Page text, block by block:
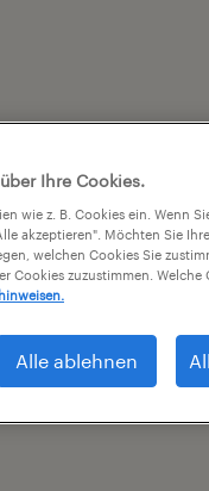
Ihre Cookies.
wie z. B. Cookies ein. Wenn
akzeptieren". Möchten Sie
welchen Cookies Sie
Cookies zuzustimmen. Welche
Alle ablehnen